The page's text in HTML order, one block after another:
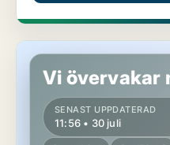
Hus i Nacka
Vi övervakar
SENAST UPPDATERAD
11:56 • 30 juli